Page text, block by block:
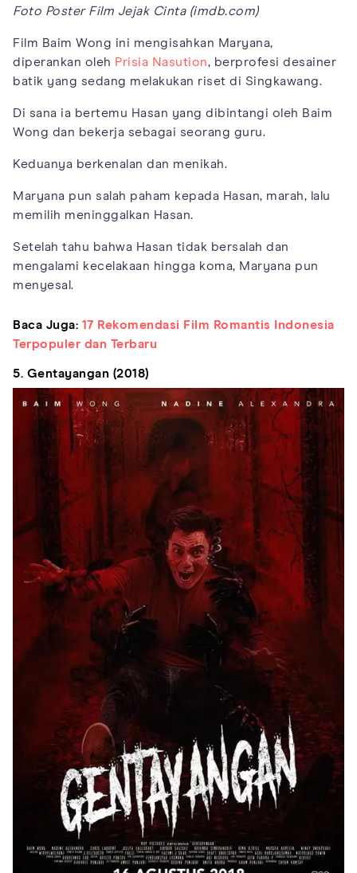
Foto Poster Film Jejak Cinta (imdb.com)
Film Baim Wong ini mengisahkan Maryana,
diperankan oleh Prisia Nasution, berprofesi desainer
batik yang sedang melakukan riset di Singkawang.
Di sana ia bertemu Hasan yang dibintangi oleh Baim
Wong dan bekerja sebagai seorang guru.
Keduanya berkenalan dan menikah.
Maryana pun salah paham kepada Hasan, marah, lalu
memilih meninggalkan Hasan.
Setelah tahu bahwa Hasan tidak bersalah dan
mengalami kecelakaan hingga koma, Maryana pun
menyesal.
Baca Juga: 17 Rekomendasi Film Romantis Indonesia
Terpopuler dan Terbaru
5. Gentayangan (2018)